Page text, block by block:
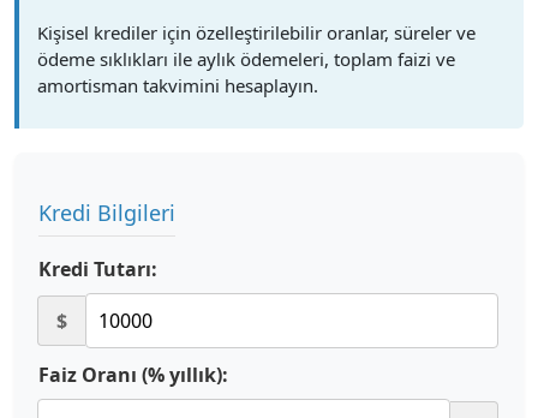
Kişisel krediler için özelleştirilebilir oranlar, süreler ve
ödeme sıklıkları ile aylık ödemeleri, toplam faizi ve
amortisman takvimini hesaplayın.
Kredi Bilgileri
Kredi Tutarı:
$
Faiz Oranı (% yıllık):